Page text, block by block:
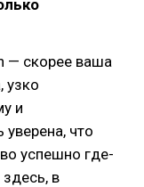
— скорее ваша
узко
и
что
успешно где-
в